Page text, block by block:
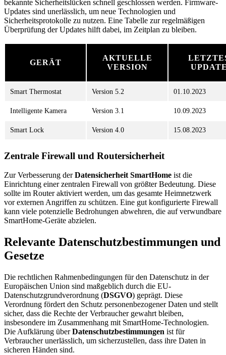
bekannte Sicherheitslücken schnell geschlossen werden. Firmware-
Updates sind unerlässlich, um neue Technologien und
Sicherheitsprotokolle zu nutzen. Eine Tabelle zur regelmäßigen
Überprüfung der Updates hilft dabei, im Zeitplan zu bleiben.
GERÄT
AKTUELLE
VERSION
Smart Thermostat Version 5.2 01.10.2023
Intelligente Kamera Version 3.1 10.09.2023
Smart Lock Version 4.0 15.08.2023
Zentrale Firewall und Routersicherheit
Zur Verbesserung derDatensicherheit SmartHome ist die
Einrichtung einer zentralen Firewall von größter Bedeutung. Diese
sollte im Router aktiviert werden, um das gesamte Heimnetzwerk
vor externen Angriffen zu schützen. Eine gut konfigurierte Firewall
kann viele potenzielle Bedrohungen abwehren, die auf verwundbare
SmartHome-Geräte abzielen.
Relevante Datenschutzbestimmungen und
Gesetze
Die rechtlichen Rahmenbedingungen für den Datenschutz in der
Europäischen Union sind maßgeblich durch die EU-
Datenschutzgrundverordnung (DSGVO) geprägt. Diese
Verordnung fördert den Schutz personenbezogener Daten und stellt
sicher, dass die Rechte der Verbraucher gewahrt bleiben,
insbesondere im Zusammenhang mit SmartHome-Technologien.
Die Aufklärung überDatenschutzbestimmungen ist für
Verbraucher unerlässlich, um sicherzustellen, dass ihre Daten in
sicheren Händen sind.